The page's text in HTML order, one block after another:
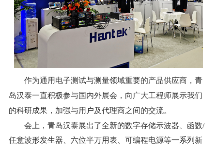
作为通用电子测试与测量领域重要的产品供应商，青
岛汉泰一直积极参与国内外展会，向广大工程师展示我们
的科研成果，加强与用户及代理商之间的交流。
会上，青岛汉泰展出了全新的数字存储示波器 函数/
任意波形发生器
六位半万用表 、可编程电源等一系列新